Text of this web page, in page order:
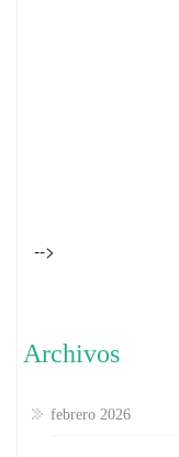
-->
Archivos
febrero 2026